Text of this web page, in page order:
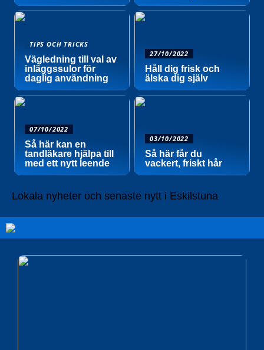
TIPS OCH TRICKS
Vägledning till val av
inläggssulor för
daglig användning
27/10/2022
Håll dig frisk och
älska dig själv
07/10/2022
Så här kan en
tandläkare hjälpa till
med ett nytt leende
03/10/2022
Så här får du
vackert, friskt hår
Lokala nyheter och senaste nytt i Eskilstuna